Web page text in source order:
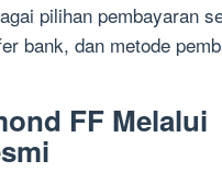
pilihan pembayaran
bank, dan metode
FF Melalui